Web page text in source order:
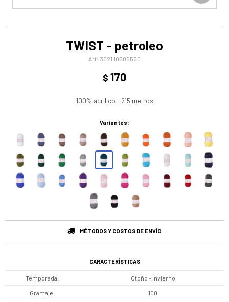
TWIST - petroleo
3621 10506550
$ 170
100% acrilico - 215 metros
Variantes:
MÉTODOS Y COSTOS DE ENVÍO
CARACTERÍSTICAS
Temporada Otoño - Invierno
Gramaje 100